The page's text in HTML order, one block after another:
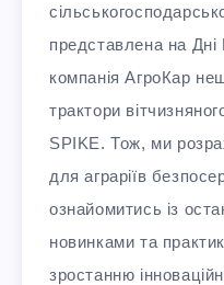
представлена на
компанія АгроКар
трактори
SPIKE. Тож, ми
для аграріїв
ознайомитись із
новинками та
зростанню